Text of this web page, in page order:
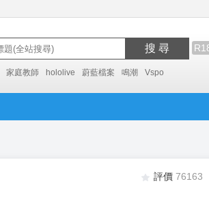
搜 尋
家庭教師 hololive 蔚藍檔案 鳴潮 Vspo
評價 76163